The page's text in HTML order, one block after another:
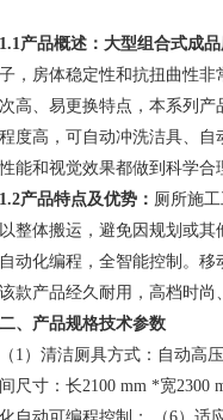
1.1产品概述： 大型组合式成
子，房体稳定性和抗扭曲性
次高、易更换特点，本系列
程度高，可自动冲洗洁具、
性能和视觉效果都做到科学
1.2产品特点及优势： 厕所施
以整体搬运，避免因规划或
自动化编程，全智能控制。
该款产品经久耐用，高档时
二、产品规格技术参数
（1） 清洁厕具方式：自动高
间尺寸：长2100 mm *宽2300